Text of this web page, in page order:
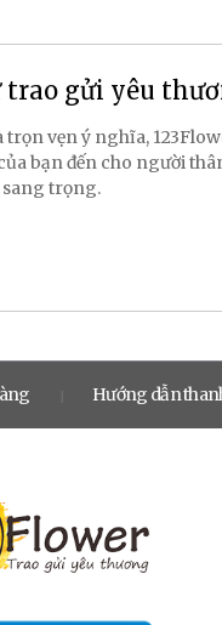
gửi yêu
trọn vẹn ý nghĩa,
bạn đến cho người
trọng.
Hướng dẫn